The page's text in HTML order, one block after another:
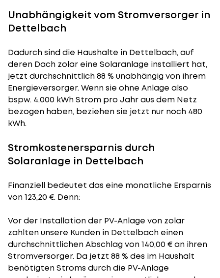
Unabhängigkeit vom Stromversorger in
Dettelbach
Dadurch sind die Haushalte in Dettelbach, auf
deren Dach zolar eine Solaranlage installiert hat,
jetzt durchschnittlich 88 % unabhängig von ihrem
Energieversorger. Wenn sie ohne Anlage also
bspw. 4.000 kWh Strom pro Jahr aus dem Netz
bezogen haben, beziehen sie jetzt nur noch 480
kWh.
Stromkostenersparnis durch
Solaranlage in Dettelbach
Finanziell bedeutet das eine monatliche Ersparnis
von 123,20 €. Denn:
Vor der Installation der PV-Anlage von zolar
zahlten unsere Kunden in Dettelbach einen
durchschnittlichen Abschlag von 140,00 € an ihren
Stromversorger. Da jetzt 88 % des im Haushalt
benötigten Stroms durch die PV-Anlage